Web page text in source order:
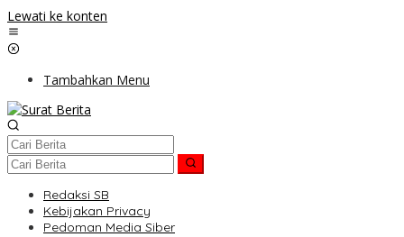
Lewati ke konten
Tambahkan Menu
Redaksi SB
Kebijakan Privacy
Pedoman Media Siber